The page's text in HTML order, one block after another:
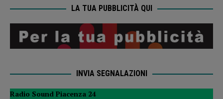
LA TUA PUBBLICITÀ QUI
INVIA SEGNALAZIONI
Radio Sound Piacenza 24